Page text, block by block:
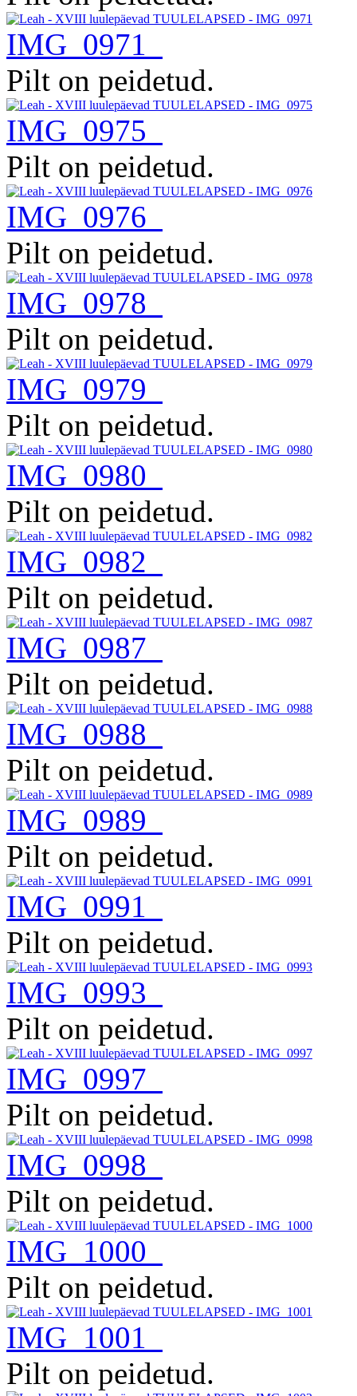
IMG_0971
Pilt on peidetud.
IMG_0975
Pilt on peidetud.
IMG_0976
Pilt on peidetud.
IMG_0978
Pilt on peidetud.
IMG_0979
Pilt on peidetud.
IMG_0980
Pilt on peidetud.
IMG_0982
Pilt on peidetud.
IMG_0987
Pilt on peidetud.
IMG_0988
Pilt on peidetud.
IMG_0989
Pilt on peidetud.
IMG_0991
Pilt on peidetud.
IMG_0993
Pilt on peidetud.
IMG_0997
Pilt on peidetud.
IMG_0998
Pilt on peidetud.
IMG_1000
Pilt on peidetud.
IMG_1001
Pilt on peidetud.